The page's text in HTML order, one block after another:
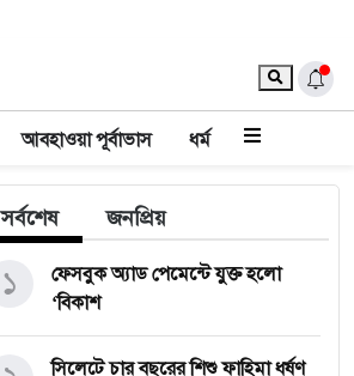
আবহাওয়া পূর্বাভাস ধর্ম
সর্বশেষ জনপ্রিয়
ফেসবুক অ্যাড পেমেন্টে যুক্ত হলো
‘বিকাশ
১
সিলেটে চার বছরের শিশু ফাহিমা ধর্ষণ